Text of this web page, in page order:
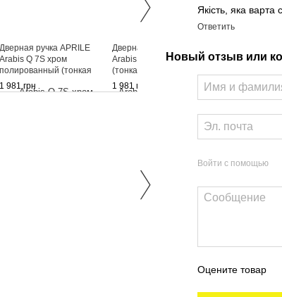
Дверная ручка APRILE
Arabis Q 7S хром
полированный (тонкая
розетка)
1 981 грн
Дверная ручка APRILE
Arabis Q 7S сатин хром
(тонкая розетка)
1 981 грн
метллический
62 грн
Arabis Q 7S полированная
Якість, яка варта
Ответить
Новый отзыв или
Войти с помощью
Оцените товар